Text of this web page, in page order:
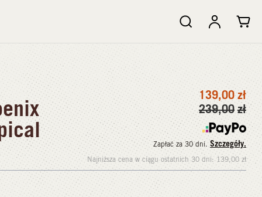
139,00 zł
239,00 zł
Zapłać za 30 dni. Szczegóły.
Najniższa cena w ciągu ostatnich 30 dni: 139,00 zł